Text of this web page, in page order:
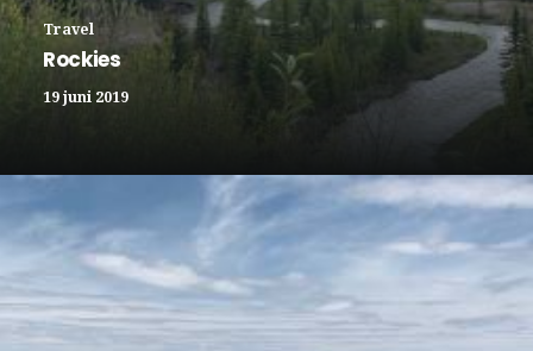
Travel
Rockies
19 juni 2019